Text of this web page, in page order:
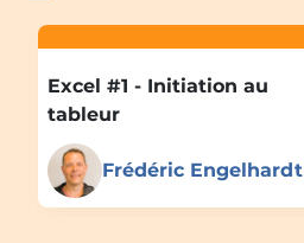
Excel #1 - Initiation au
tableur
Frédéric Engelhardt